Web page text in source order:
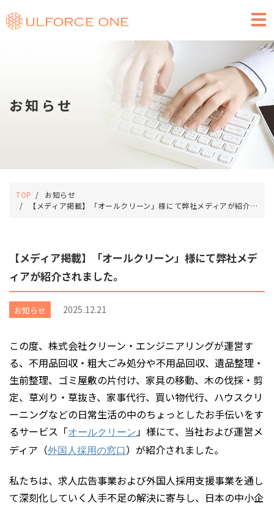
求人広告のご掲
お知らせ
TOP
お知らせ
【メディア掲載】「オールクリーン」様にて弊社メディアが紹介されました。
【メディア掲載】「オールクリーン」様にて弊社メデ
ィアが紹介されました。
お知らせ 2025.12.21
この度、株式会社クリーン・エンジニアリングが運営す
る、不用品回収・粗大ごみ処分や不用品回収、遺品整理・
生前整理、ゴミ屋敷の片付け、家具の移動、木の伐採・剪
定、草刈り・草抜き、家事代行、買い物代行、ハウスクリ
ーニングなどの日常生活の中のちょっとしたお手伝いをす
るサービス「オールクリーン 」様にて、当社および運営メ
ディア（外国人採用の窓口）が紹介されました。
私たちは、求人広告事業および外国人採用支援事業を通し
て深刻化していく人手不足の解決に寄与し、日本の中小企